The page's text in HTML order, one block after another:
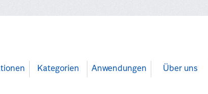
Kategorien Anwendungen Über uns